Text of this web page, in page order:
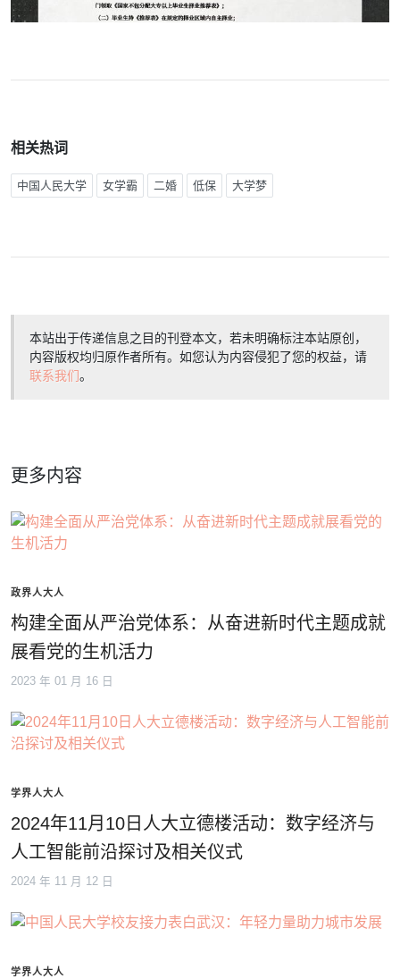
相关热词
中国人民大学 女学霸 二婚 低保 大学梦
本站出于传递信息之目的刊登本文，若未明确标注本站原创，
内容版权均归原作者所有。如您认为内容侵犯了您的权益，请
联系我们。
更多内容
政界人大人
构建全面从严治党体系：从奋进新时代主题成就
展看党的生机活力
2023 年 01 月 16 日
学界人大人
2024年11月10日人大立德楼活动：数字经济与
人工智能前沿探讨及相关仪式
2024 年 11 月 12 日
学界人大人